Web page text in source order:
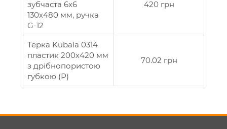
зубчаста 6x6
130х480 мм, ручка
G-12
420 грн
Терка Kubala 0314
пластик 200х420 мм
з дрібнопористою
губкою (Р)
70.02 грн